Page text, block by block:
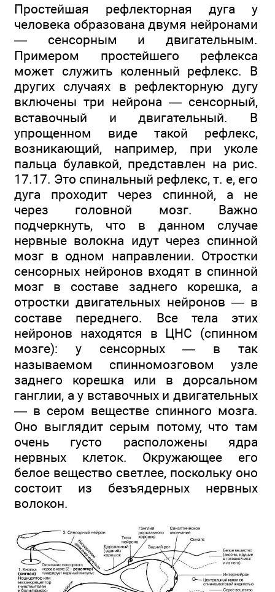
Простейшая рефлекторная дуга у
человека образована двумя нейронами
— сенсорным и двигательным.
Примером простейшего рефлекса
может служить коленный рефлекс. В
других случаях в рефлекторную дугу
включены три нейрона — сенсорный,
вставочный и двигательный. В
упрощенном виде такой рефлекс,
возникающий, например, при уколе
пальца булавкой, представлен на рис.
17.17. Это спинальный рефлекс, т. е, его
дуга проходит через спинной, а не
через головной мозг. Важно
подчеркнуть, что в данном случае
нервные волокна идут через спинной
мозг в одном направлении. Отростки
сенсорных нейронов входят в спинной
мозг в составе заднего корешка, а
отростки двигательных нейронов — в
составе переднего. Все тела этих
нейронов находятся в ЦНС (спинном
мозге): у сенсорных — в так
называемом спинномозговом узле
заднего корешка или в дорсальном
ганглии, а у вставочных и двигательных
— в сером веществе спинного мозга.
Оно выглядит серым потому, что там
очень густо расположены ядра
нервных клеток. Окружающее его
белое вещество светлее, поскольку оно
состоит из безъядерных нервных
волокон.